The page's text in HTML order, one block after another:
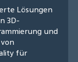
Lösungen
3D-
und
für